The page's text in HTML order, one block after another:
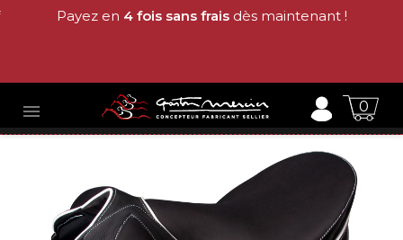
Payez en 4 fois sans fraisdès maintenant !
 0